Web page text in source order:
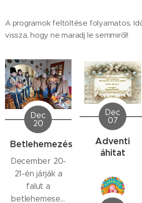
A programok feltöltése folyamatos.
vissza, hogy ne maradj le semmiről!
Dec
20
Betlehemezés
December 20-
21-én járják a
falut a
betlehemesek.
Dec
07
Adventi
áhitat